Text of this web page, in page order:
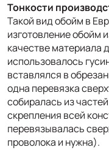
Тонкости
Такой вид обойм в
изготовление обойм
качестве материала
использовалось
вставлялся в
одна перевязка
собиралась из
скрепления всей
перевязывалась
проволока и нужна).